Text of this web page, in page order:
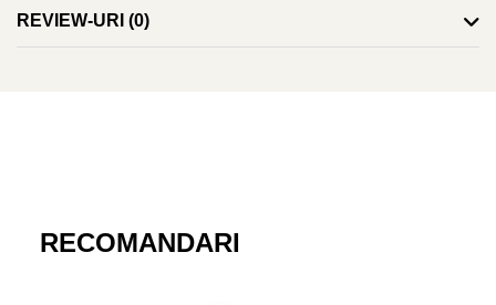
intr-un tub de carton care ii va asigura protectia la livrare.
REVIEW-URI (0)
RECOMANDARI